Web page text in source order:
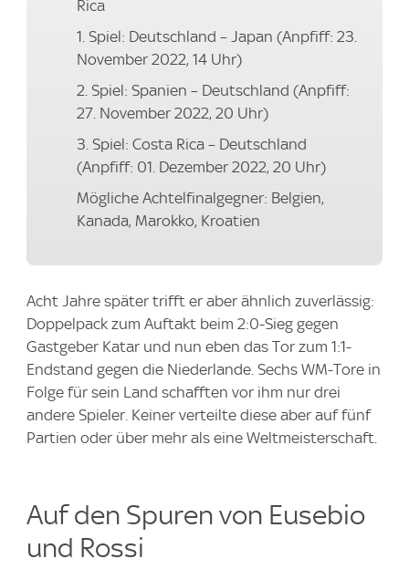
Rica
1. Spiel: Deutschland – Japan (Anpfiff: 23.
November 2022, 14 Uhr)
2. Spiel: Spanien – Deutschland (Anpfiff:
27. November 2022, 20 Uhr)
3. Spiel: Costa Rica – Deutschland
(Anpfiff: 01. Dezember 2022, 20 Uhr)
Mögliche Achtelfinalgegner: Belgien,
Kanada, Marokko, Kroatien
Acht Jahre später trifft er aber ähnlich zuverlässig:
Doppelpack zum Auftakt beim 2:0-Sieg gegen
Gastgeber Katar und nun eben das Tor zum 1:1-
Endstand gegen die Niederlande. Sechs WM-Tore in
Folge für sein Land schafften vor ihm nur drei
andere Spieler. Keiner verteilte diese aber auf fünf
Partien oder über mehr als eine Weltmeisterschaft.
Auf den Spuren von Eusebio
und Rossi